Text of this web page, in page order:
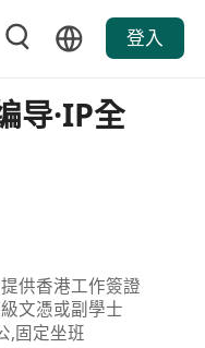
登入
导·IP全
供香港工作簽證
文憑或副學士
,固定坐班